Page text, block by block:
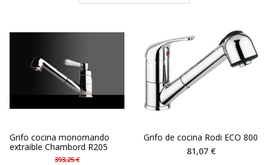
Grifo cocina monomando
extraible Chambord R205
393,25 €
Grifo de cocina Rodi ECO 800
81,07 €